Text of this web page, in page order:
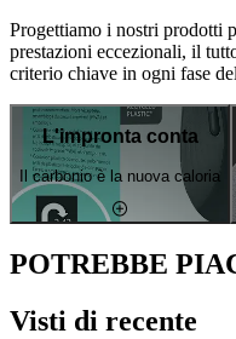
Progettiamo i nostri prodotti
prestazioni eccezionali, il
criterio chiave in ogni fase
L'impronta conta
Il carbonio è la nuova caloria
POTREBBE
Visti di recente